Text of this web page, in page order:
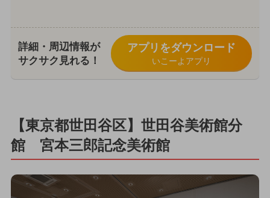
詳細・周辺情報が
サクサク見れる！
アプリをダウンロード
いこーよアプリ
【東京都世田谷区】世田谷美術館分
館 宮本三郎記念美術館